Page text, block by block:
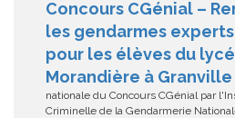
Concours CGénial –
les gendarmes experts
pour les élèves du
Morandière à Granville
nationale du Concours CGénial par
Criminelle de la Gendarmerie